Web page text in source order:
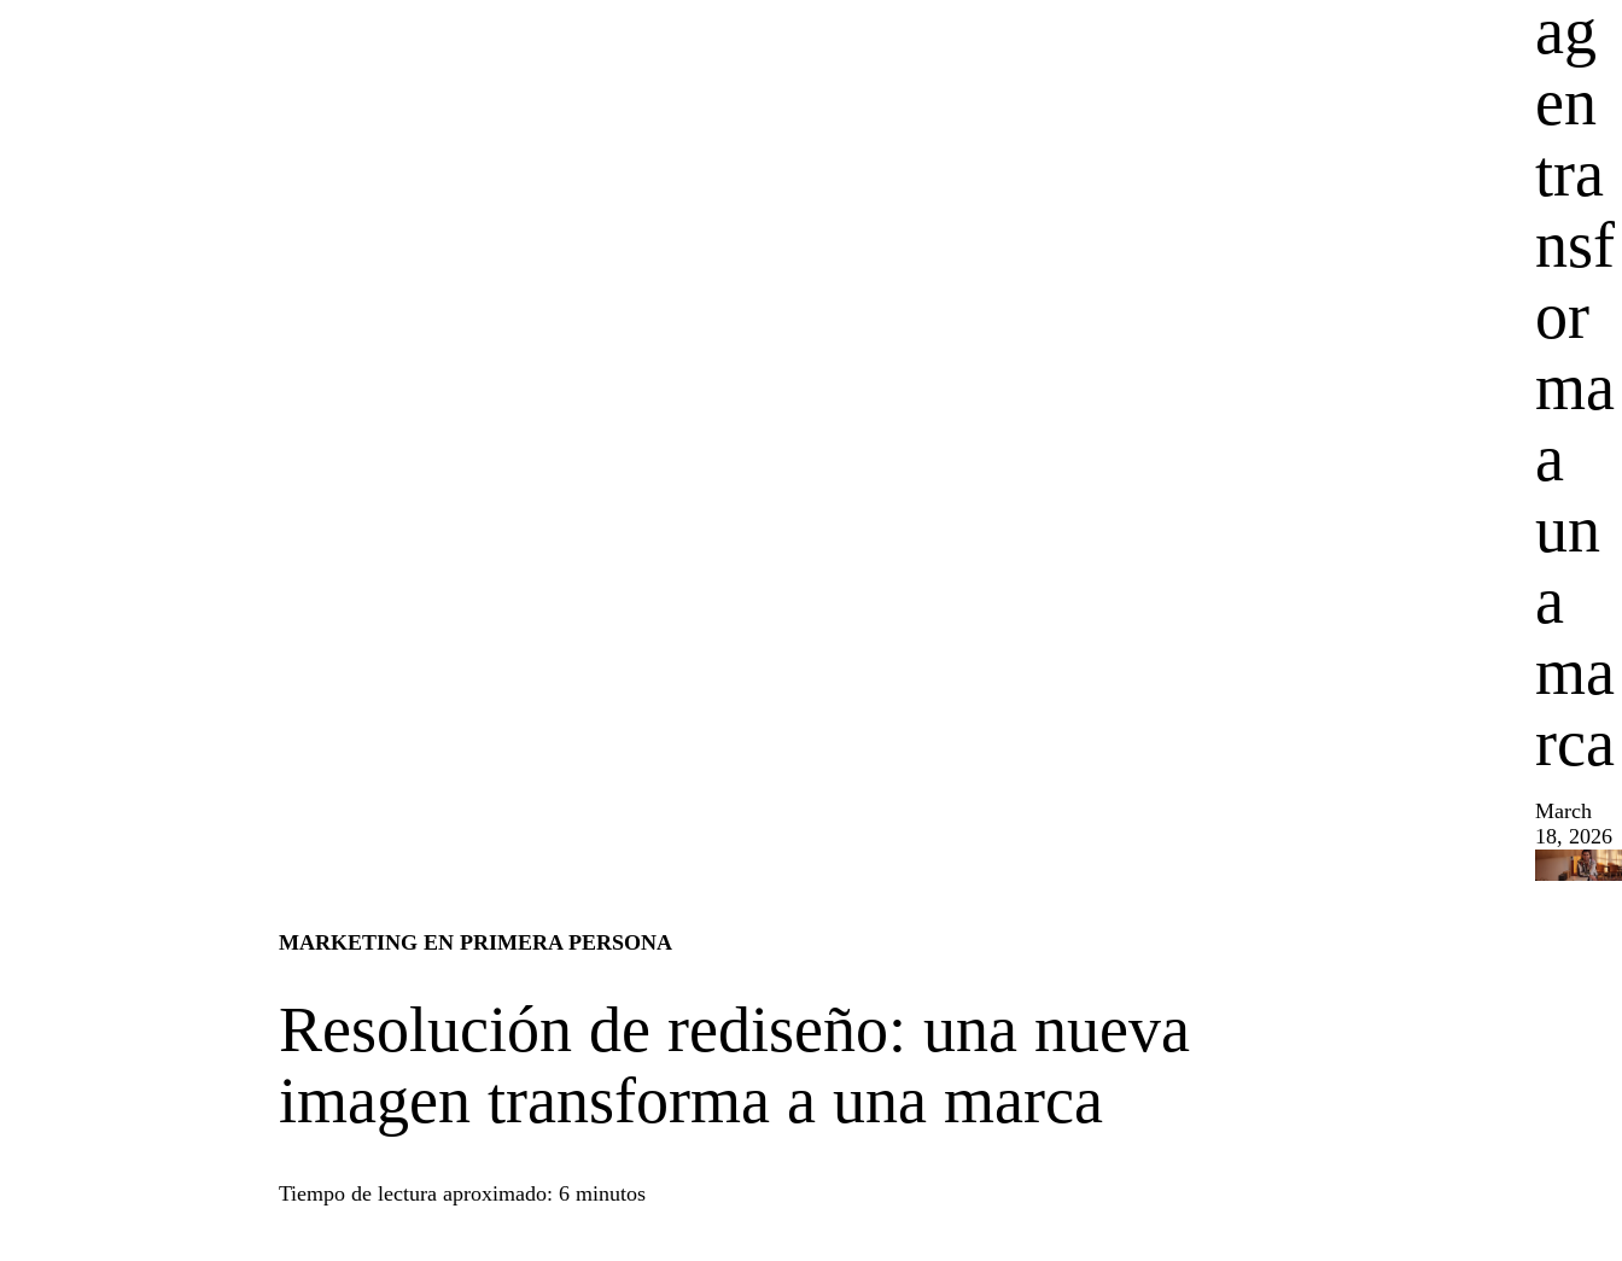
ag
en
tra
nsf
or
ma
a
un
a
ma
rca
March
18, 2026
MARKETING EN PRIMERA PERSONA
Resolución de rediseño: una nueva
imagen transforma a una marca
Tiempo de lectura aproximado: 6 minutos